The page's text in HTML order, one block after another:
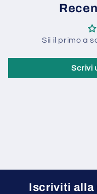
Sii il primo a
Scrivi
Iscriviti alla